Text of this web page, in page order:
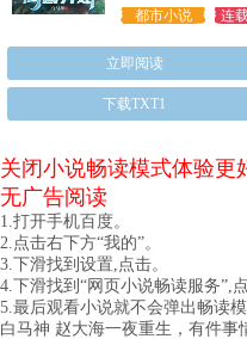
都市小说 连
立即阅读
下载TXT1
关闭小说畅读模式体验更
无广告阅读
1.打开手机百度。
2.点击右下方“我的”。
3.下滑找到设置,点击。
4.下滑找到“网页小说畅读服务”,
5.最后观看小说就不会弹出畅读模
白马神 赵大海一夜重生，有件事